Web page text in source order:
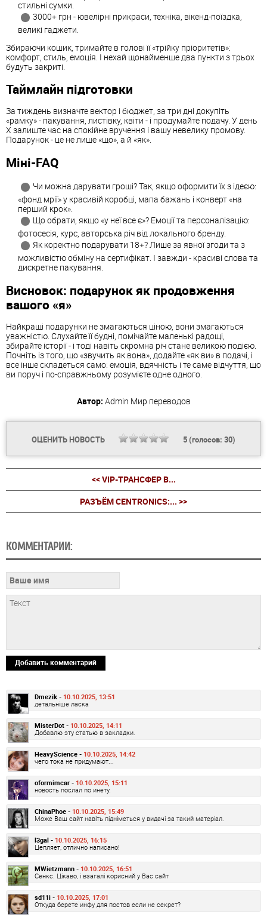
стильні сумки.
3000+ грн - ювелірні прикраси, техніка, вікенд-поїздка,
великі гаджети.
Збираючи кошик, тримайте в голові її «трійку пріоритетів»:
комфорт, стиль, емоція. І нехай щонайменше два пункти з трьох
будуть закриті.
Таймлайн підготовки
За тиждень визначте вектор і бюджет, за три дні докупіть
«рамку» - пакування, листівку, квіти - і продумайте подачу. У день
Х залиште час на спокійне вручення і вашу невелику промову.
Подарунок - це не лише «що», а й «як».
Міні-FAQ
Чи можна дарувати гроші? Так, якщо оформити їх з ідеєю:
«фонд мрії» у красивій коробці, мапа бажань і конверт «на
перший крок».
Що обрати, якщо «у неї все є»? Емоції та персоналізацію:
фотосесія, курс, авторська річ від локального бренду.
Як коректно подарувати 18+? Лише за явної згоди та з
можливістю обміну на сертифікат. І завжди - красиві слова та
дискретне пакування.
Висновок: подарунок як продовження
вашого «я»
Найкращі подарунки не змагаються ціною, вони змагаються
уважністю. Слухайте її будні, помічайте маленькі радощі,
збирайте історії - і тоді навіть скромна річ стане великою подією.
Почніть із того, що «звучить як вона», додайте «як ви» в подачі, і
все інше складеться само: емоція, вдячність і те саме відчуття, що
ви поруч і по-справжньому розумієте одне одного.
Автор: Admin Мир переводов
ОЦЕНИТЬ НОВОСТЬ 5(голосов: 30)
<< VIP-ТРАНСФЕР В...
РАЗЪЁМ CENTRONICS:... >>
КОММЕНТАРИИ:
Добавить комментарий
Dmezik - 10.10.2025, 13:51
детальніше ласка
MisterDot - 10.10.2025, 14:11
Добавлю эту статью в закладки.
HeavyScience - 10.10.2025, 14:42
чего тока не придумают...
oformimcar - 10.10.2025, 15:11
новость послал по инету.
ChinaPhoe - 10.10.2025, 15:49
Може Ваш сайт навіть підніметься у видачі за такий матеріал.
l3gal - 10.10.2025, 16:15
Цепляет, отлично написано!
MWietzmann - 10.10.2025, 16:51
Сенкс. Цікаво, і взагалі корисний у Вас сайт
sd11i - 10.10.2025, 17:01
Откуда берете инфу для постов если не секрет?